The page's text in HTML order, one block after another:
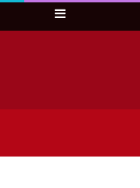
Sidebar